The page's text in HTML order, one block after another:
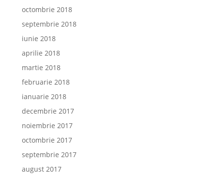
octombrie 2018
septembrie 2018
iunie 2018
aprilie 2018
martie 2018
februarie 2018
ianuarie 2018
decembrie 2017
noiembrie 2017
octombrie 2017
septembrie 2017
august 2017